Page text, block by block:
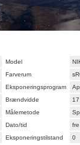
Model
Farverum
Eksponeringsprogram
Brændvidde
Målemetode
Dato/tid
Eksponeringstilstand 0